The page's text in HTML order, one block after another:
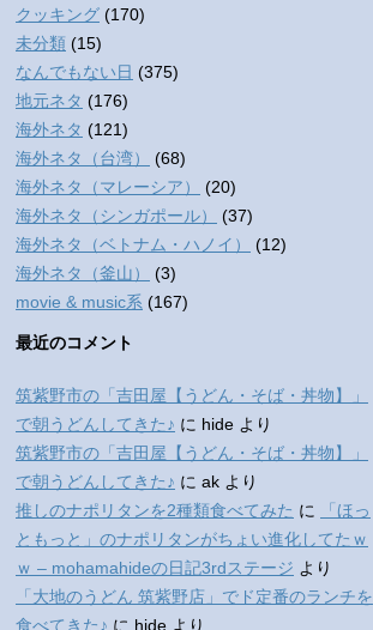
クッキング (170)
未分類 (15)
なんでもない日 (375)
地元ネタ (176)
海外ネタ (121)
海外ネタ（台湾）
(68)
海外ネタ（マレーシア）
(20)
海外ネタ（シンガポール）
(37)
海外ネタ（ベトナム・ハノイ）
(12)
海外ネタ（釜山）
(3)
movie & music系 (167)
最近のコメント
筑紫野市の「吉田屋【うどん・そば・丼物】」
で朝うどんしてきた♪ に hide より
筑紫野市の「吉田屋【うどん・そば・丼物】」
で朝うどんしてきた♪ に ak より
推しのナポリタンを2種類食べてみた に
「ほっ
ともっと」のナポリタンがちょい進化してたｗ
ｗ – mohamahideの日記3rdステージ より
「大地のうどん 筑紫野店」でド定番のランチを
食べてきた♪ に hide より